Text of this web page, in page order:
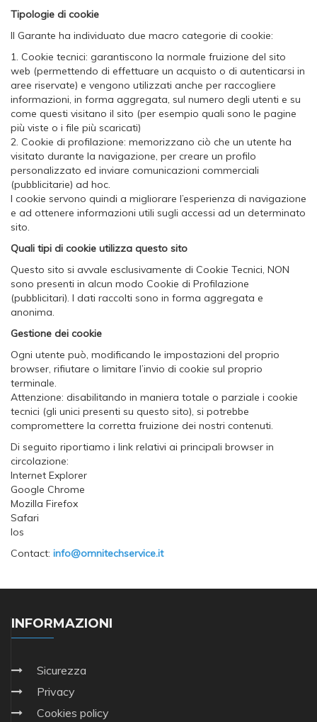
Tipologie di cookie
Il Garante ha individuato due macro categorie di cookie:
1. Cookie tecnici: garantiscono la normale fruizione del sito
web (permettendo di effettuare un acquisto o di autenticarsi in
aree riservate) e vengono utilizzati anche per raccogliere
informazioni, in forma aggregata, sul numero degli utenti e su
come questi visitano il sito (per esempio quali sono le pagine
più viste o i file più scaricati)
2. Cookie di profilazione: memorizzano ciò che un utente ha
visitato durante la navigazione, per creare un profilo
personalizzato ed inviare comunicazioni commerciali
(pubblicitarie) ad hoc.
I cookie servono quindi a migliorare l’esperienza di navigazione
e ad ottenere informazioni utili sugli accessi ad un determinato
sito.
Quali tipi di cookie utilizza questo sito
Questo sito si avvale esclusivamente di Cookie Tecnici, NON
sono presenti in alcun modo Cookie di Profilazione
(pubblicitari). I dati raccolti sono in forma aggregata e
anonima.
Gestione dei cookie
Ogni utente può, modificando le impostazioni del proprio
browser, rifiutare o limitare l’invio di cookie sul proprio
terminale.
Attenzione: disabilitando in maniera totale o parziale i cookie
tecnici (gli unici presenti su questo sito), si potrebbe
compromettere la corretta fruizione dei nostri contenuti.
Di seguito riportiamo i link relativi ai principali browser in
circolazione:
Internet Explorer
Google Chrome
Mozilla Firefox
Safari
Ios
Contact: info@omnitechservice.it
INFORMAZIONI
Sicurezza
Privacy
Cookies policy